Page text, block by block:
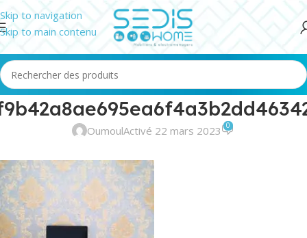
Skip to navigation
Skip to main contenu
OumoulActivé 22 mars 2023 0